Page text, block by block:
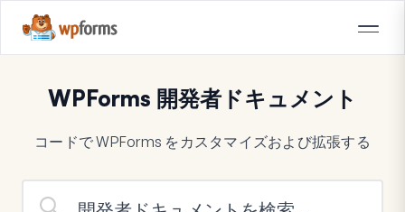
WPForms 開発者ドキュメント
コードで WPForms をカスタマイズおよび拡張する